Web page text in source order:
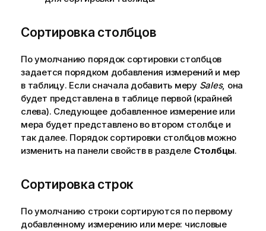
Сортировка столбцов
По умолчанию порядок сортировки столбцов
задается порядком добавления измерений и мер
в таблицу. Если сначала добавить меру Sales, она
будет представлена в таблице первой (крайней
слева). Следующее добавленное измерение или
мера будет представлено во втором столбце и
так далее. Порядок сортировки столбцов можно
изменить на панели свойств в разделе Столбцы.
Сортировка строк
По умолчанию строки сортируются по первому
добавленному измерению или мере: числовые